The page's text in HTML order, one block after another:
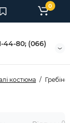
44-80; (066)
0
костюма